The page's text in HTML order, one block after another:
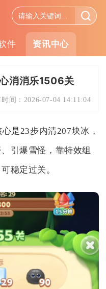
件 资讯中心
消消乐1506关
间： 2026-07-04 14:11:04
是23步内清207块冰，
引爆雪怪，靠特效组
稳定过关。